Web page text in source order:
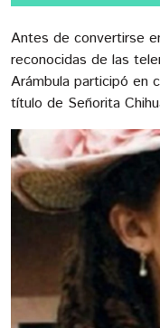
Antes de convertirse
reconocidas de las
Arámbula participó en
título de Señorita